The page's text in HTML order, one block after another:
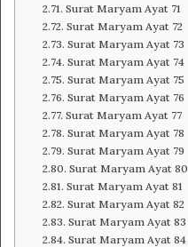
Surat Maryam Ayat 71
Surat Maryam Ayat 72
Surat Maryam Ayat 73
Surat Maryam Ayat 74
Surat Maryam Ayat 75
Surat Maryam Ayat 76
Surat Maryam Ayat 77
Surat Maryam Ayat 78
Surat Maryam Ayat 79
Surat Maryam Ayat 80
Surat Maryam Ayat 81
Surat Maryam Ayat 82
Surat Maryam Ayat 83
Surat Maryam Ayat 84